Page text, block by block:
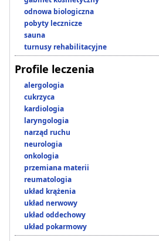
odnowa biologiczna
pobyty lecznicze
sauna
turnusy rehabilitacyjne
Profile leczenia
alergologia
cukrzyca
kardiologia
laryngologia
narząd ruchu
neurologia
onkologia
przemiana materii
reumatologia
układ krążenia
układ nerwowy
układ oddechowy
układ pokarmowy